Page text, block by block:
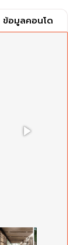
ข้อมูลคอนโด